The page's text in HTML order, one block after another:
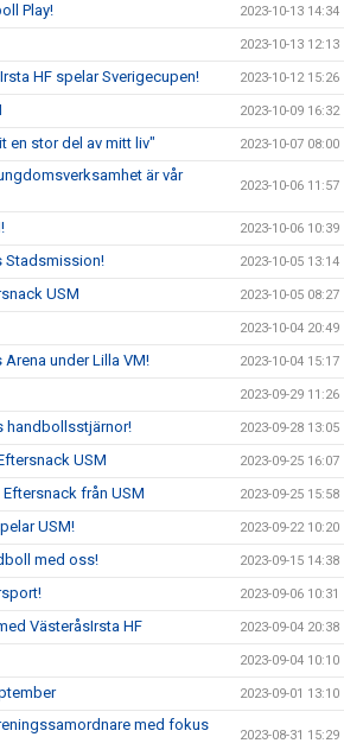
Play! 2023-10-13 14:34
2023-10-13 12:13
HF spelar Sverigecupen! 2023-10-12 15:26
2023-10-09 16:32
en stor del av mitt liv" 2023-10-07 08:00
är vår
2023-10-06 11:57
2023-10-06 10:39
Stadsmission! 2023-10-05 13:14
USM 2023-10-05 08:27
2023-10-04 20:49
under Lilla VM! 2023-10-04 15:17
2023-09-29 11:26
handbollsstjärnor! 2023-09-28 13:05
USM 2023-09-25 16:07
från USM 2023-09-25 15:58
USM! 2023-09-22 10:20
med oss! 2023-09-15 14:38
2023-09-06 10:31
VästeråsIrsta HF 2023-09-04 20:38
2023-09-04 10:10
2023-09-01 13:10
med fokus
2023-08-31 15:29